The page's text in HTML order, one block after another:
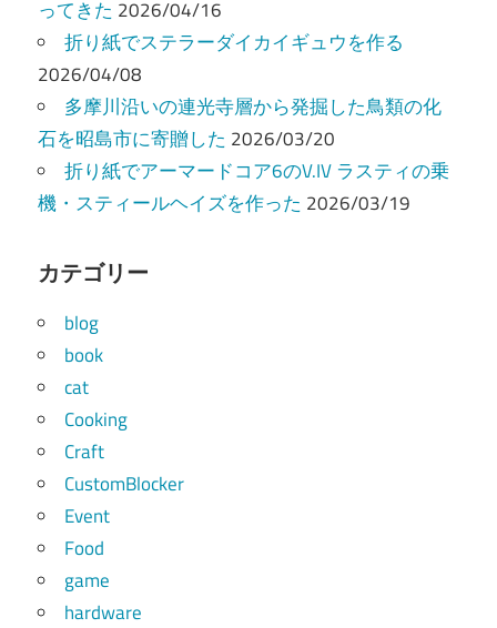
ってきた 2026/04/16
折り紙でステラーダイカイギュウを作る
2026/04/08
多摩川沿いの連光寺層から発掘した鳥類の化
石を昭島市に寄贈した 2026/03/20
折り紙でアーマードコア6のV.IV ラスティの乗
機・スティールヘイズを作った 2026/03/19
カテゴリー
blog
book
cat
Cooking
Craft
CustomBlocker
Event
Food
game
hardware